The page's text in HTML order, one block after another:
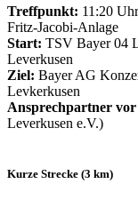
Treffpunkt: 11:20
Fritz-Jacobi-Anlage
Start: TSV Bayer 04
Leverkusen
Ziel: Bayer AG
Levkerkusen
Ansprechpartner
Leverkusen e.V.)
Kurze Strecke (3 km)